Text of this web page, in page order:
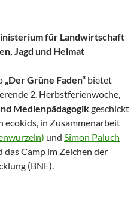
für Landwirtschaft
Jagd und Heimat
„Der Grüne Faden“ bietet
2. Herbstferienwoche,
Medienpädagogikgeschickt
in Zusammenarbeit
und Simon Paluch
das Camp im Zeichen der
(BNE).
„Der Grüne Faden“ in